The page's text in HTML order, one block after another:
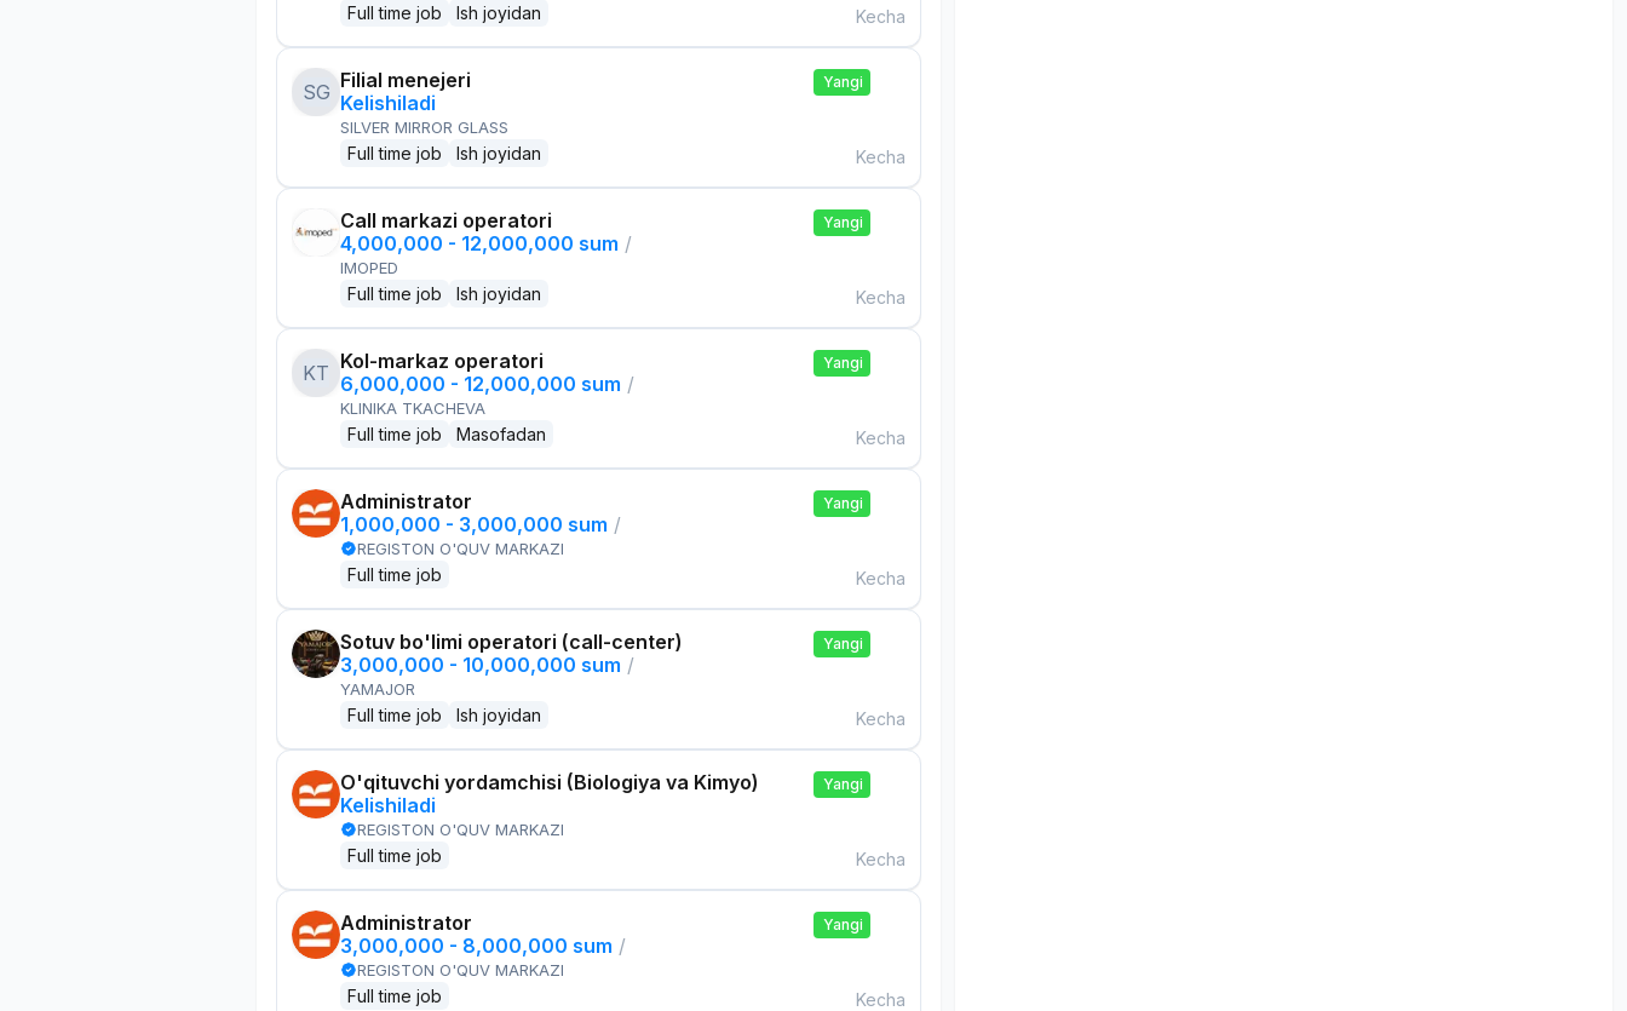
Full time job Ish joyidan Kecha
SG Filial menejeri
Kelishiladi
SILVER MIRROR GLASS
Full time job Ish joyidan
Yangi
Kecha
Call markazi operatori
4,000,000 - 12,000,000 sum /
IMOPED
Full time job Ish joyidan
Yangi
Kecha
KT Kol-markaz operatori
6,000,000 - 12,000,000 sum /
KLINIKA TKACHEVA
Full time job Masofadan
Yangi
Kecha
Administrator
1,000,000 - 3,000,000 sum /
REGISTON O'QUV MARKAZI
Full time job
Yangi
Kecha
Sotuv bo'limi operatori (call-center)
3,000,000 - 10,000,000 sum /
YAMAJOR
Full time job Ish joyidan
Yangi
Kecha
O'qituvchi yordamchisi (Biologiya va Kimyo)
Kelishiladi
REGISTON O'QUV MARKAZI
Full time job
Yangi
Kecha
Administrator
3,000,000 - 8,000,000 sum /
REGISTON O'QUV MARKAZI
Full time job
Yangi
Kecha